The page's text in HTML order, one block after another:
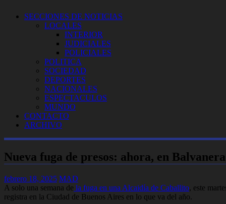
SECCIONES DE NOTICIAS
LOCALES
INTERIOR
JUDICIALES
POLICIALES
POLITICA
SOCIEDAD
DEPORTES
NACIONALES
ESPECTACULOS
MUNDO
CONTACTO
ARCHIVO
Nueva fuga de presos: ahora, en Balvanera
febrero 18, 2025 MAD
A solo una semana de la fuga en una Alcaidía de Caballito, este
registra en la Ciudad de Buenos Aires en lo que va del año.